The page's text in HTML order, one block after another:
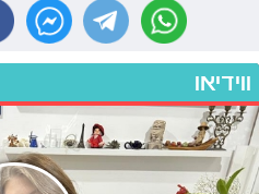
ווידיאו